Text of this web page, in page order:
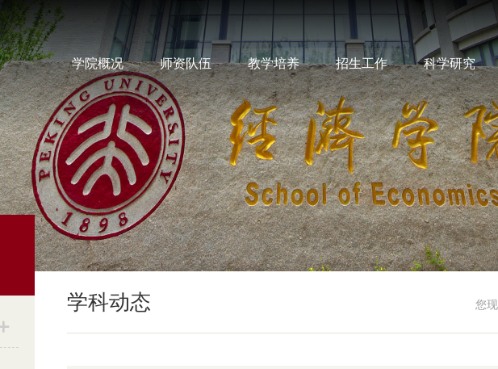
学院概况 师资队伍 教学培养 招生工作 科学研究
您
学科动态